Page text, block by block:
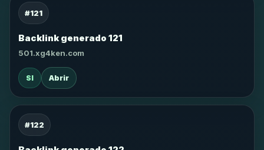
#121
Backlink generado 121
501.xg4ken.com
SI Abrir
#122